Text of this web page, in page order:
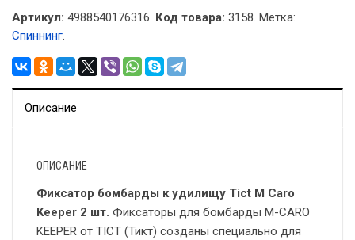
Артикул: 4988540176316. Код товара: 3158. Метка:
Спиннинг.
Описание
ОПИСАНИЕ
Фиксатор бомбарды к удилищу Tict M Caro
Keeper 2 шт. Фиксаторы для бомбарды M-CARO
KEEPER от TICT (Тикт) созданы специально для